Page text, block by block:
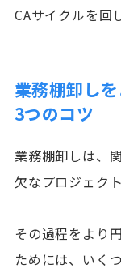
CAサイクルを回
業務棚卸し
3つのコツ
業務棚卸しは、
欠なプロジェクト
その過程をより
ためには、いく